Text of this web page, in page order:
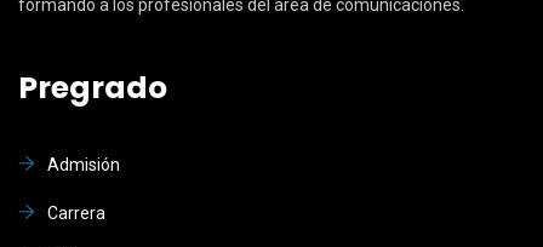
formando a los profesionales del área de comunicaciones.
Pregrado
Admisión
Carrera